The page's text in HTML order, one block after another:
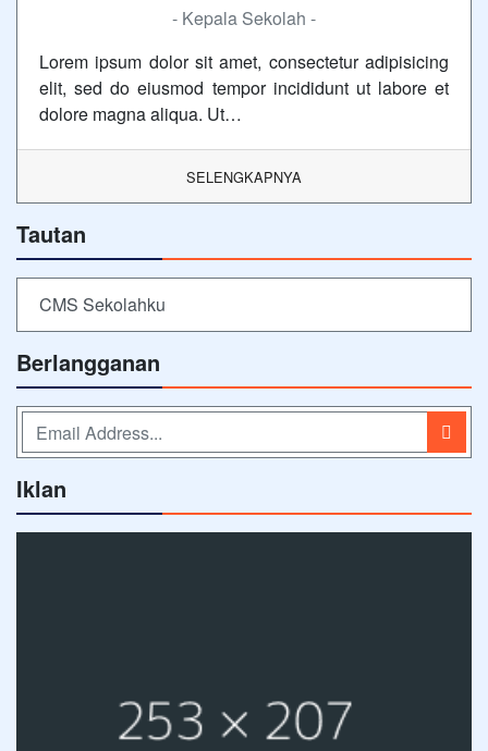
- Kepala Sekolah -
Lorem ipsum dolor sit amet, consectetur adipisicing
elit, sed do eiusmod tempor incididunt ut labore et
dolore magna aliqua. Ut…
SELENGKAPNYA
Tautan
CMS Sekolahku
Berlangganan
Iklan